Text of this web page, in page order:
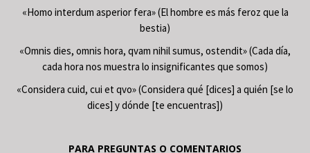
«Homo interdum asperior fera» (El hombre es más feroz que la
bestia)
«Omnis dies, omnis hora, qvam nihil sumus, ostendit» (Cada día,
cada hora nos muestra lo insignificantes que somos)
«Considera cuid, cui et qvo» (Considera qué [dices] a quién [se lo
dices] y dónde [te encuentras])
PARA PREGUNTAS O COMENTARIOS